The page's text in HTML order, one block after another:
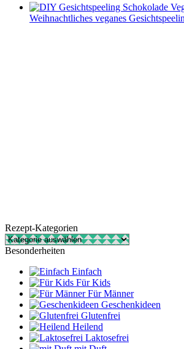
Weihnachtliches veganes
Rezept-Kategorien
Rezept-
Kategorien
Besonderheiten
Einfach
Für Kids
Für Männer
Geschenkideen
Glutenfrei
Heilend
Laktosefrei